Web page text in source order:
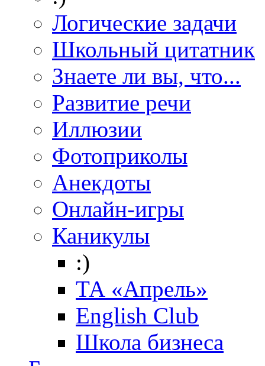
Логические задачи
Школьный цитатник
Знаете ли вы, что...
Развитие речи
Иллюзии
Фотоприколы
Анекдоты
Онлайн-игры
Каникулы
:)
ТА «Апрель»
English Club
Школа бизнеса